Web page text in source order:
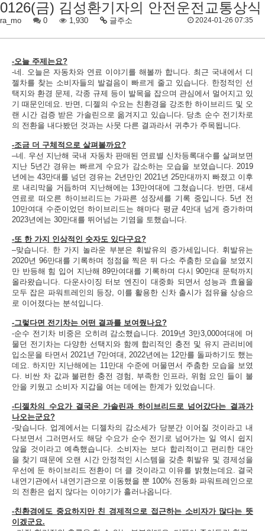
0126(금) 김성환기자의 안전운전교통상식
ra_mo 0 1,930 글주소 2024-01-26 07:35
-오늘 주제는요?
-네. 오늘은 자동차와 연료 이야기를 해볼까 합니다. 최근 국내에서 디
젤차를 찾는 소비자들의 발걸음이 빠르게 줄고 있습니다. 한정적인 선
택지와 환경 문제, 각종 규제 등이 발목을 잡으며 관심에서 멀어지고 있
기 때문인데요. 반면, 디젤의 수요는 친환경을 강조한 하이브리드 및 오
랜 시간 검증 받은 가솔린으로 옮겨지고 있습니다. 당초 순수 전기차로
의 전환을 내다봤던 것과는 사뭇 다른 결과라서 귀추가 주목됩니다.
-조금 더 구체적으로 살펴볼까요?
–네. 우선 지난해 국내 자동차 판매된 연료별 신차등록대수를 살펴보면
지난 5년간 경유는 빠르게 수요가 감소하는 모습을 보였습니다. 2019
년에는 43만대를 넘던 경유는 2년만인 2021년 25만대까지 빠졌고 이후
로 내리막을 거듭하며 지난해에는 13만여대에 그쳤습니다. 반면, 대세
연료로 떠오른 하이브리드는 가파른 성장세를 기록 중입니다. 5년 전
10만여대 수준이었던 하이브리드는 해마다 평균 4만대 넘게 증가하며
2023년에는 30만대를 뛰어넘는 기염을 토했습니다.
-또 한 가지 인상적인 숫자도 있다구요?
–맞습니다. 한 가지 놀라운 부분은 휘발유의 증가세입니다. 휘발유는
2020년 96만대를 기록하며 정점을 찍은 뒤 다소 주춤한 모습을 보였지
만 반등해 힘 입어 지난해 89만여대를 기록하며 다시 90만대 문턱까지
올라왔습니다. 다운사이징 터보 엔진이 대중화 되면서 성능과 효율을
모두 잡은 파워트레인의 등장, 이를 활용한 신차 출시가 점유율 상승으
로 이어졌다는 분석입니다.
-그렇다면 전기차는 어떤 결과를 보여줬나요?
-순수 전기차 비중은 오히려 감소했습니다. 2019년 3만3,000여대에 머
물던 전기차는 다양한 선택지와 함께 합리적인 충전 및 유지 관리비에
입소문을 타면서 2021년 7만여대, 2022년에는 12만를 돌파하기도 했는
데요. 하지만 지난해에는 11만대 수준에 머물면서 주춤한 모습을 보였
다. 비싼 차 값과 불편한 충전 경험, 부족한 인프라, 위험 요인 들이 불
안을 키웠고 소비자 지갑을 여는 데에는 한계가 있었습니다.
-디젤차의 수요가 결국은 가솔린과 하이브리드로 넘어갔다는 결과가
나오는군요?
-맞습니다. 업계에서는 디젤차의 감소세가 당분간 이어질 것이라고 내
다보면서 그러면서도 해당 수요가 순수 전기로 넘어가는 일 역시 쉽지
않을 것이라고 예측했습니다. 소비자는 보다 합리적이고 편리한 대안
을 찾기 때문에 오랜 시간 안정적인 시스템을 갖춘 휘발유 및 경제성을
우선에 둔 하이브리드 전환이 더 클 것이라고 이유를 밝혔는데요. 결국
내연기관에서 내연기관으로 이동했을 뿐 100% 전동화 파워트레인으로
의 전환은 쉽지 않다는 이야기가 흘러나옵니다.
-친환경에도 중요하지만 친 경제적으로 접근하는 소비자가 많다는 뜻
이겠군요.